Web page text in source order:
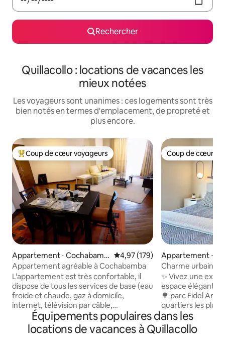
Rechercher
Quillacollo : locations de vacances les
mieux notées
Les voyageurs sont unanimes : ces logements sont très
bien notés en termes d'emplacement, de propreté et
plus encore.
Coups de cœur voyageurs les plus appréciés
Coup de cœur voyageurs
Appartement ⋅ Cochabamb
a
Évaluation moyenne sur la
4,97 (179)
Appartement agréable à Cochabamba
L'appartement est très confortable, il
dispose de tous les services de base (eau
froide et chaude, gaz à domicile,
internet, télévision par câble,
téléphone). Il est situé à quelques pâtés
de maisons d'El Prado, il y a toutes sortes
de transport depuis la porte. À deux
Coup de cœur
Coup de cœur
Appartement ⋅
Charme urbain à
Fidel Anze
✨ Vivez une
espace élégant,
🌳 parc Fidel
quartiers les plus
Cochabamba. 🌄 Détendez-vous avec
vue sur la ville 🌆
dans un
Équipements populaires dans les
locations de vacances à Quillacollo